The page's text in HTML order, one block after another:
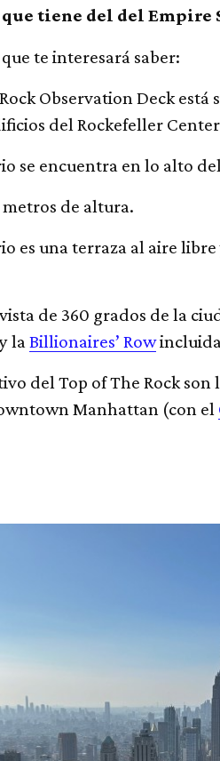
tiene del del
te interesará saber:
Observation Deck
del Rockefeller
se encuentra en lo alto
metros de altura.
es una terraza al aire
de 360 grados de la
laBillionaires’ Row
del Top of The Rock son
Manhattan (con el